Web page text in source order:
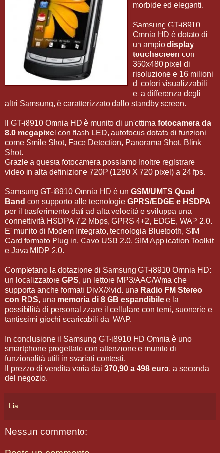
morbide ed eleganti.
Samsung GT-i8910
Omnia HD è dotato di
un ampio display
touchscreen con
360x480 pixel di
risoluzione e 16 milioni
di colori visualizzabili
e, a differenza degli
altri Samsung, è caratterizzato dallo standby screen.
Il GT-i8910 Omnia HD è munito di un'ottima fotocamera da
8.0 megapixel con flash LED, autofocus dotata di funzioni
come Smile Shot, Face Detection, Panorama Shot, Blink
Shot.
Grazie a questa fotocamera possiamo inoltre registrare
video in alta definizione 720P (1280 X 720 pixel) a 24 fps.
Samsung GT-i8910 Omnia HD è un GSM/UMTS Quad
Band con supporto alle tecnologie GPRS/EDGE e HSDPA
per il trasferimento dati ad alta velocità e sviluppa una
connettività HSDPA 7.2 Mbps, GPRS 4+2, EDGE, WAP 2.0.
E' munito di Modem Integrato, tecnologia Bluetooth, SIM
Card formato Plug in, Cavo USB 2.0, SIM Application Toolkit
e Java MIDP 2.0.
Completano la dotazione di Samsung GT-i8910 Omnia HD:
un localizzatore GPS, un lettore MP3/AAC/Wma che
supporta anche formati DivX/Xvid, una Radio FM Stereo
con RDS, una memoria di 8 GB espandibile e la
possibilità di personalizzare il cellulare con temi, suonerie e
tantissimi giochi scaricabili dal WAP.
In conclusione il Samsung GT-i8910 HD Omnia è uno
smartphone progettato con attenzione e munito di
funzionalità utili in svariati contesti.
Il prezzo di vendita varia dai 370,90 a 498 euro, a seconda
del negozio.
Lia
Nessun commento: